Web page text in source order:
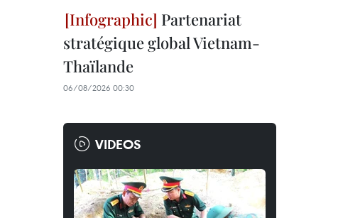
Partenariat
stratégique global Vietnam-
Thaïlande
06/08/2026 00:30
VIDEOS